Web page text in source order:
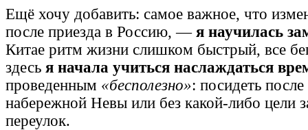
Ещё хочу добавить: самое важное, что
после приезда в Россию, — я научилась
Китае ритм жизни слишком быстрый, все
здесь я начала учиться наслаждаться
проведенным «бесполезно»: посидеть
набережной Невы или без какой-либо цели
переулок.